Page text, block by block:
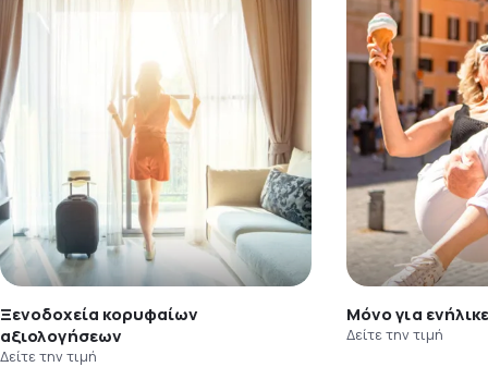
Ξενοδοχεία κορυφαίων
αξιολογήσεων
Δείτε την τιμή
Μόνο για
Δείτε την τιμή